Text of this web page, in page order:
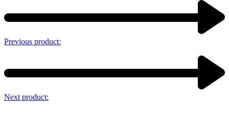
Previous product:
Next product: